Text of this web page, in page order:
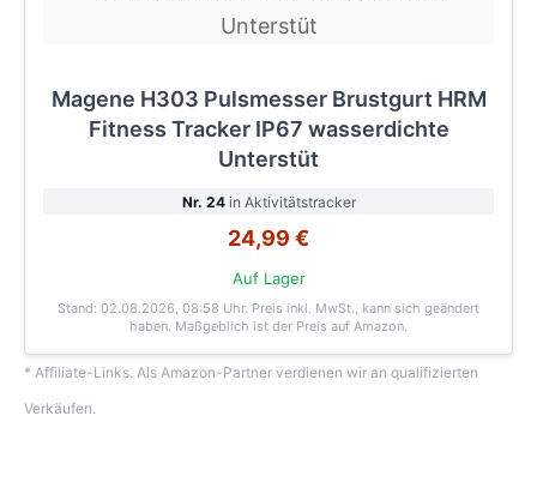
Magene H303 Pulsmesser Brustgurt HRM
Fitness Tracker IP67 wasserdichte
Unterstüt
Nr. 24in Aktivitätstracker
24,99 €
Auf Lager
Stand: 02.08.2026, 08:58 Uhr. Preis inkl. MwSt., kann sich geändert
haben. Maßgeblich ist der Preis auf Amazon.
* Affiliate-Links. Als Amazon-Partner verdienen wir an qualifizierten
Verkäufen.